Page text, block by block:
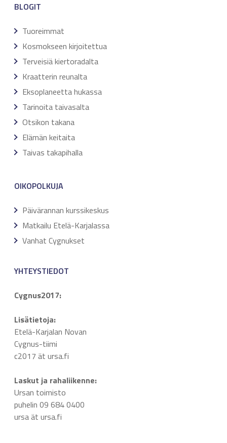
BLOGIT
Tuoreimmat
Kosmokseen kirjoitettua
Terveisiä kiertoradalta
Kraatterin reunalta
Eksoplaneetta hukassa
Tarinoita taivasalta
Otsikon takana
Elämän keitaita
Taivas takapihalla
OIKOPOLKUJA
Päivärannan kurssikeskus
Matkailu Etelä-Karjalassa
Vanhat Cygnukset
YHTEYSTIEDOT
Cygnus2017:
Lisätietoja:
Etelä-Karjalan Novan
Cygnus-tiimi
c2017 ät ursa.fi
Laskut ja rahaliikenne:
Ursan toimisto
puhelin 09 684 0400
ursa ät ursa.fi